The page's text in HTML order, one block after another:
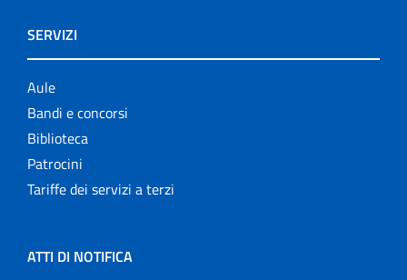
SERVIZI
Aule
Bandi e concorsi
Biblioteca
Patrocini
Tariffe dei servizi a terzi
ATTI DI NOTIFICA